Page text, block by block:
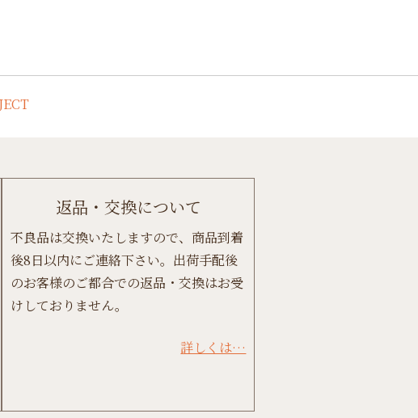
返品・交換について
不良品は交換いたしますので、商品到着
後8日以内にご連絡下さい。出荷手配後
のお客様のご都合での返品・交換はお受
けしておりません。
詳しくは…